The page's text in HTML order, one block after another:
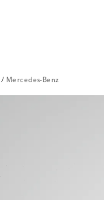
/ Mercedes-Benz